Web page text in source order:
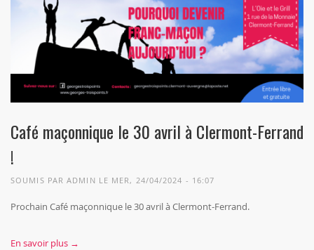
Café maçonnique le 30 avril à Clermont-Ferrand
!
SOUMIS PARADMIN LE MER, 24/04/2024 - 16:07
Prochain Café maçonnique le 30 avril à Clermont-Ferrand.
En savoir plus →